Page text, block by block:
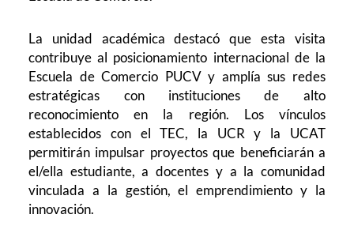
La unidad académica destacó que esta visita
contribuye al posicionamiento internacional de la
Escuela de Comercio PUCV y amplía sus redes
estratégicas con instituciones de alto
reconocimiento en la región. Los vínculos
establecidos con el TEC, la UCR y la UCAT
permitirán impulsar proyectos que beneficiarán a
el/ella estudiante, a docentes y a la comunidad
vinculada a la gestión, el emprendimiento y la
innovación.